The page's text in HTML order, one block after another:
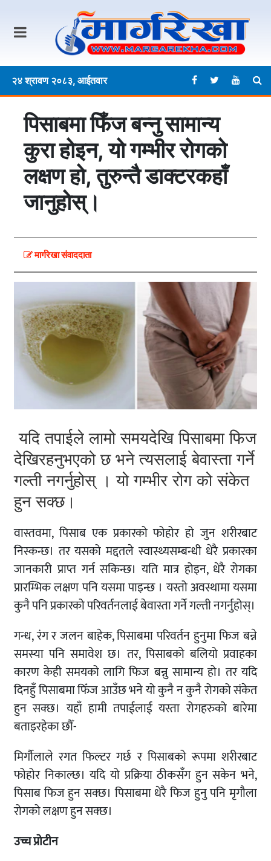
२४ श्रावण २०८३, आईतवार
पिसाबमा फिँज बन्नु सामान्य
कुरा होइन, यो गम्भीर रोगको
लक्षण हो, तुरुन्तै डाक्टरकहाँ
जानुहोस्।
मार्गरेखा संवाददाता
यदि तपाईले लामो समयदेखि पिसाबमा फिज
देखिरहनुभएको छ भने त्यसलाई बेवास्ता गर्ने
गल्ती नगर्नुहोस् । यो गम्भीर रोग को संकेत
हुन सक्छ।
वास्तवमा, पिसाब एक प्रकारको फोहोर हो जुन शरीरबाट
निस्कन्छ। तर यसको मद्दतले स्वास्थ्यसम्बन्धी धेरै प्रकारका
जानकारी प्राप्त गर्न सकिन्छ। यति मात्र होइन, धेरै रोगका
प्रारम्भिक लक्षण पनि यसमा पाइन्छ । यस्तो अवस्थामा यसमा
कुनै पनि प्रकारको परिवर्तनलाई बेवास्ता गर्ने गल्ती नगर्नुहोस्।
गन्ध, रंग र जलन बाहेक, पिसाबमा परिवर्तन हुनुमा फिज बन्ने
समस्या पनि समावेश छ। तर, पिसाबको बलियो प्रवाहका
कारण केही समयको लागि फिज बन्नु सामान्य हो। तर यदि
दिनहुँ पिसाबमा फिँज आउँछ भने यो कुनै न कुनै रोगको संकेत
हुन सक्छ। यहाँ हामी तपाईलाई यस्ता रोगहरुको बारेमा
बताइरहेका छौँ-
मिर्गौलाले रगत फिल्टर गर्छ र पिसाबको रूपमा शरीरबाट
फोहोर निकाल्छ। यदि यो प्रक्रिया ठीकसँग हुन सकेन भने,
पिसाब फिज हुन सक्छ। पिसाबमा धेरै फिज हुनु पनि मृगौला
रोगको लक्षण हुन सक्छ।
उच्च प्रोटीन